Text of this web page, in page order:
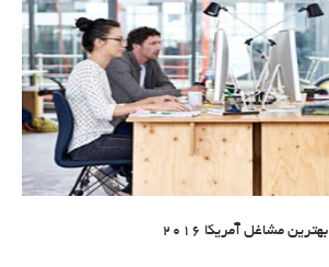
بهترین مشاغل آمریکا 2016